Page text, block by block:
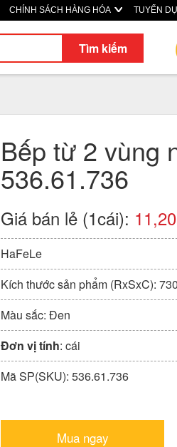
CHÍNH SÁCH HÀNG HÓA TUYỂN
Tìm kiếm
Bếp từ 2 vùng
536.61.736
Giá bán lẻ (1cái):
HaFeLe
Kích thước sản phẩm (RxSxC):
Màu sắc: Đen
Đơn vị tính: cái
Mã SP(SKU): 536.61.736
Mua ngay